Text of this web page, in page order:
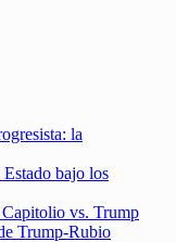
la
bajo los
vs. Trump
Trump-Rubio